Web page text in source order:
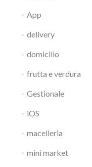
App
delivery
domicilio
frutta e verdura
Gestionale
iOS
macelleria
mini market